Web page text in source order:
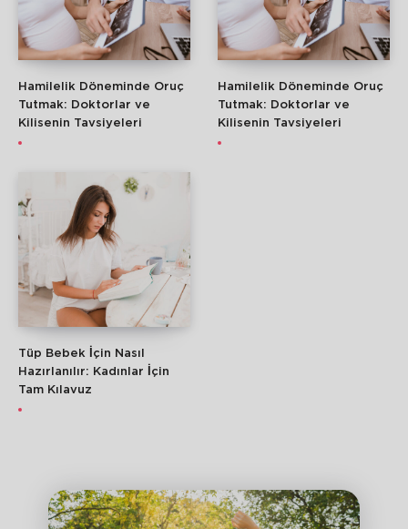
Hamilelik Döneminde Oruç
Tutmak: Doktorlar ve
Kilisenin Tavsiyeleri
Hamilelik Döneminde Oruç
Tutmak: Doktorlar ve
Kilisenin Tavsiyeleri
Tüp Bebek İçin Nasıl
Hazırlanılır: Kadınlar İçin
Tam Kılavuz